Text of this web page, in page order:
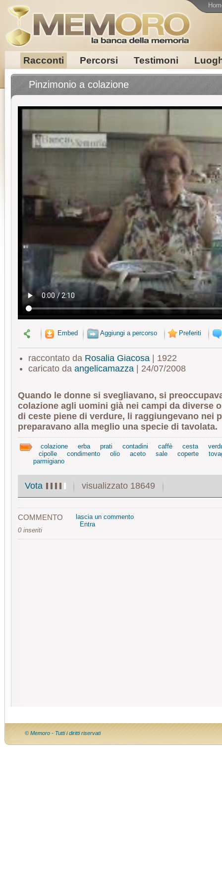
Racconti Percorsi Testimoni
Pinzimonio a colazione
Embed Aggiungi a percorso Preferiti
raccontato da Rosalia Giacosa| 1922
caricato da angelicamazza| 24/07/2008
Quando le donne si svegliavano, si
colazione agli uomini già nei campi da diverse
di ceste piene di verdure, li raggiungevano nei
preparavano alla meglio una specie di tavolata.
colazione erba prati contadini caffè cesta
cipolle
condimento olio aceto sale coperte
parmigiano
Vota visualizzato 18649
COMMENTO
0 inseriti
lascia un commento
Entra
© Memoro - Tutti i diritti riservati